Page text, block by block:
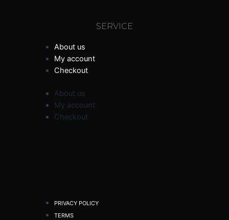
SERVICE
About us
My account
Checkout
About us
My account
Checkout
PRIVACY POLICY
TERMS